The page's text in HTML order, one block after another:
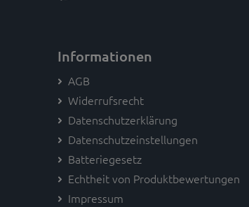
Informationen
AGB
Widerrufsrecht
Datenschutzerklärung
Datenschutzeinstellungen
Batteriegesetz
Echtheit von Produktbewertungen
Impressum